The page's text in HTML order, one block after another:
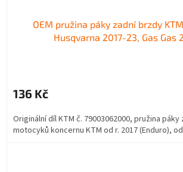
OEM pružina páky zadní brzdy
Husqvarna 2017-23, Gas Gas
136 Kč
Originální díl KTM č. 79003062000, pružina
motocyků koncernu KTM od r. 2017 (Enduro), od